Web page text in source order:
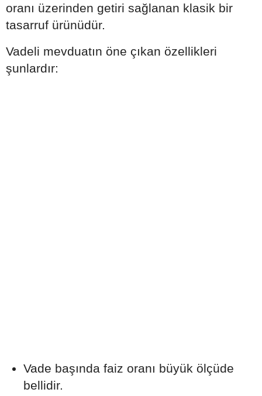
oranı üzerinden getiri sağlanan klasik bir
tasarruf ürünüdür.
Vadeli mevduatın öne çıkan özellikleri
şunlardır:
Vade başında faiz oranı büyük ölçüde
bellidir.